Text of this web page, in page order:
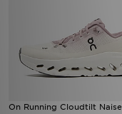
On Running Cloudtilt